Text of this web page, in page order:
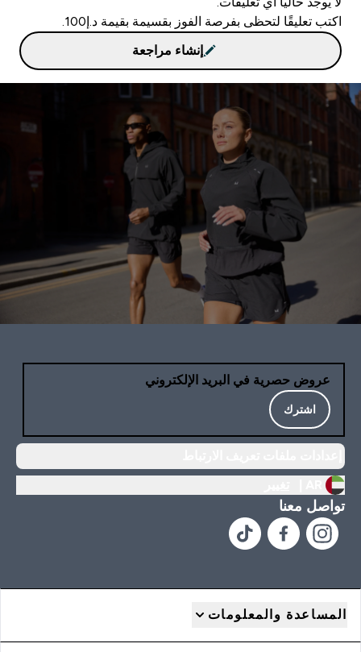
اكتب تعليقًا لتحظى بفرصة الفوز بقسيمة بقيمة د.إ100.
إنشاء مراجعة
عروض حصرية في البريد الإلكتروني
اشترك
تواصل معنا
المساعدة والمعلومات